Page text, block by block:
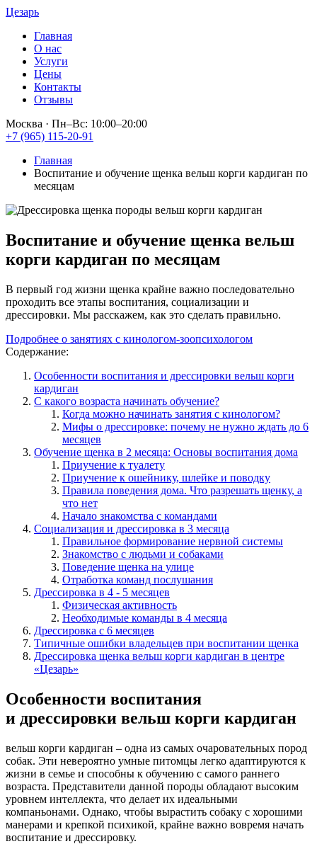
Цезарь
Главная
О нас
Услуги
Цены
Контакты
Отзывы
Москва · Пн–Вс: 10:00–20:00
+7 (965) 115-20-91
Главная
Воспитание и обучение щенка вельш корги кардиган по
месяцам
Воспитание и обучение щенка вельш
корги кардиган по месяцам
В первый год жизни щенка крайне важно последовательно
проходить все этапы воспитания, социализации и
дрессировки. Мы расскажем, как это сделать правильно.
Подробнее о занятиях с кинологом-зоопсихологом
Содержание:
Особенности воспитания и дрессировки вельш корги
кардиган
С какого возраста начинать обучение?
Когда можно начинать занятия с кинологом?
Мифы о дрессировке: почему не нужно ждать до 6
месяцев
Обучение щенка в 2 месяца: Основы воспитания дома
Приучение к туалету
Приучение к ошейнику, шлейке и поводку
Правила поведения дома. Что разрешать щенку, а
что нет
Начало знакомства с командами
Социализация и дрессировка в 3 месяца
Правильное формирование нервной системы
Знакомство с людьми и собаками
Поведение щенка на улице
Отработка команд послушания
Дрессировка в 4 - 5 месяцев
Физическая активность
Необходимые команды в 4 месяца
Дрессировка с 6 месяцев
Типичные ошибки владельцев при воспитании щенка
Дрессировка щенка вельш корги кардиган в центре
«Цезарь»
Особенности воспитания
и дрессировки вельш корги кардиган
вельш корги кардиган – одна из самых очаровательных пород
собак. Эти невероятно умные питомцы легко адаптируются к
жизни в семье и способны к обучению с самого раннего
возраста. Представители данной породы обладают высоким
уровнем интеллекта, что делает их идеальными
компаньонами. Однако, чтобы вырастить собаку с хорошими
манерами и крепкой психикой, крайне важно вовремя начать
воспитание и дрессировку.